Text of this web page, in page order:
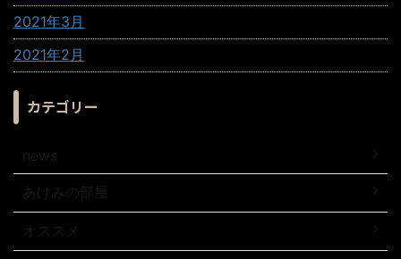
2021年3月
2021年2月
カテゴリー
news
あけみの部屋
オススメ